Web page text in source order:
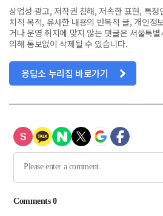
상업성 광고, 저작권 침해, 저속한 표현, 특
치적 목적, 유사한 내용의 반복적 글, 개인정
거나 운영 취지에 맞지 않는 댓글은 서울특
의해 통보없이 삭제될 수 있습니다.
응답소 누리집 바로가기